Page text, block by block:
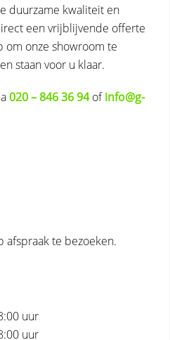
duurzame kwaliteit en
een vrijblijvende offerte
om onze showroom te
staan voor u klaar.
020 – 846 36 94ofinfo@g-
afspraak te bezoeken.
uur
uur